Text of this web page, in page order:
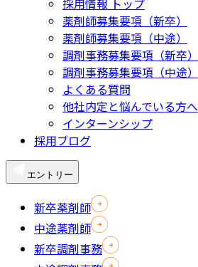
採用情報 トップ
薬剤師募集要項（新卒）
薬剤師募集要項（中途）
調剤事務募集要項（新卒）
調剤事務募集要項（中途）
よくある質問
他社内定と悩んでいる方へ
インターンシップ
採用ブログ
エントリー
新卒薬剤師
中途薬剤師
新卒調剤事務